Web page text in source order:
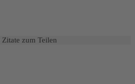
zum Teilen